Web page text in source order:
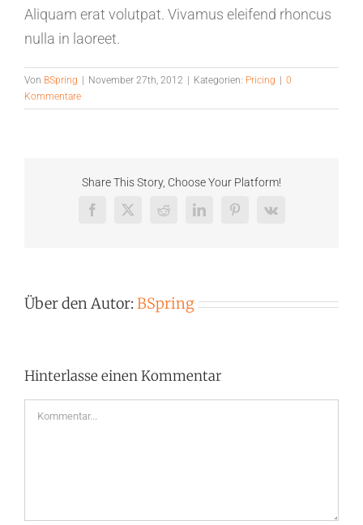
Aliquam erat volutpat. Vivamus eleifend rhoncus
nulla in laoreet.
Von BSpring November 27th, 2012 Kategorien: Pricing
0
Kommentare
Share This Story, Choose Your Platform!
Facebook
X RedditLinkedInPinterest
Vk
Über den Autor:BSpring
Hinterlasse einen Kommentar
Kommentar